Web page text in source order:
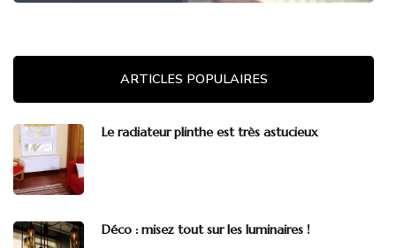
ARTICLES POPULAIRES
Le radiateur plinthe est très astucieux
Déco : misez tout sur les luminaires !